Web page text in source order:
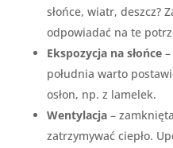
słońce, wiatr, deszcz?
odpowiadać na te
Ekspozycja na słońce–
południa warto
osłon, np. z lamelek.
Wentylacja–
zatrzymywać ciepło.